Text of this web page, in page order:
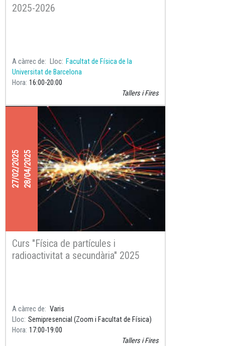
2025-2026
A càrrec de Lloc Facultat de Física de la
Universitat de Barcelona
Hora 16:00 20:00
Tallers i Fires
27/02/202528/04/2025
Curs "Física de partícules i
radioactivitat a secundària" 2025
A càrrec de
Varis
Lloc Semipresencial (Zoom i Facultat de Física)
Hora 17:00 19:00
Tallers i Fires